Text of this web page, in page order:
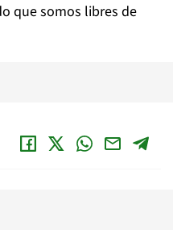
que somos libres de